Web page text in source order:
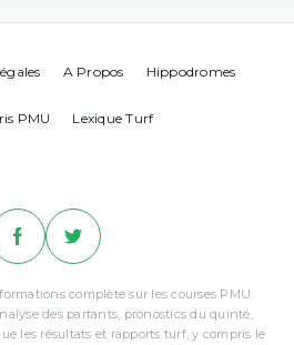
A Propos Hippodromes
PMU Lexique Turf
complète sur les courses PMU.
des partants, pronostics du quinté,
les résultats et rapports turf, y compris le